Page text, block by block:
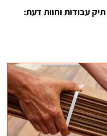
עבודות וחוות דעת: